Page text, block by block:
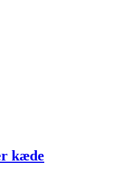
kæde